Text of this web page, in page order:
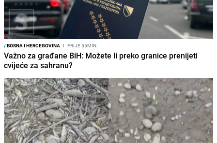
/BOSNA I HERCEGOVINA I PRIJE 55MIN
Važno za građane BiH: Možete li preko granice prenijeti
cvijeće za sahranu?